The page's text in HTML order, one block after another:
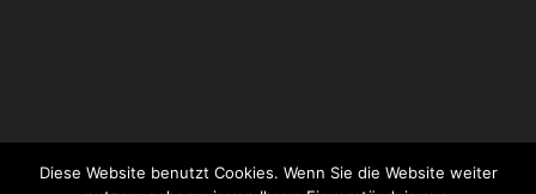
Diese Website benutzt Cookies. Wenn Sie die Website weiter